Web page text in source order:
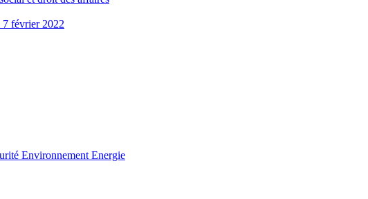
février 2022
Environnement Energie